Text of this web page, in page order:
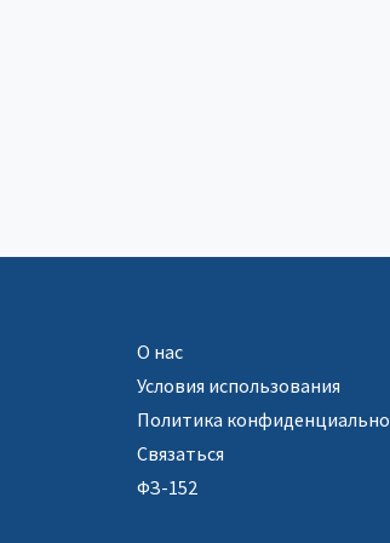
О нас
Условия использования
Политика
Связаться
ФЗ-152